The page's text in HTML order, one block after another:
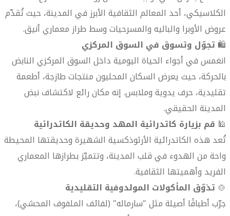
الكلاسيكي، أحد المعالم الثقافية الأبرز في المدينة، حيث تُقدّم
عروض الأوبرا والباليه والمسرحيات وسط طراز معماري أنيق.
🛍️تجوّل وتسوق في السوق المركزي
انغمس في أجواء الحياة اليومية داخل السوق المركزي النابض
بالحركة، حيث يعرض السكان المحليون منتجات طازجة، أطعمة
تقليدية، حرف يدوية وملابس. إنه مكان رائع لاكتشاف نبض
المدينة الحقيقي.
🕌 قم بزيارة كاتدرائية المهد وحديقة الكاتدرائية
تُعد هذه الكاتدرائية الأرثوذكسية الشهيرة وحديقتها المحيطة
واحة من الهدوء في قلب المدينة، وتتميّز بطرازها المعماري
الفريد وأهميتها الثقافية.
🍲 تذوّق المأكولات المولدوفية التقليدية
جرّب أطباقًا أصيلة مثل "سارماله" (لفائف الملفوف المحشي)،